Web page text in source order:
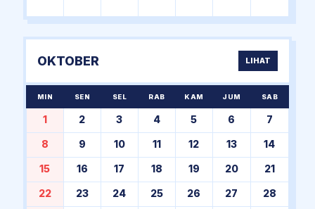
OKTOBER LIHAT
MIN SEN SEL RAB KAM JUM SAB
1 2 3 4 5 6 7
8 9 10 11 12 13 14
15 16 17 18 19 20 21
22 23 24 25 26 27 28